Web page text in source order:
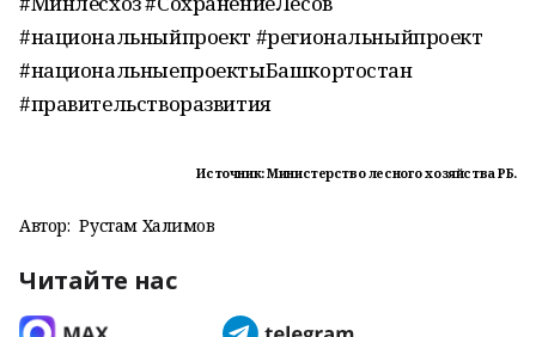
#национальныйпроект #региональныйпроект
#национальныепроектыБашкортостан
#правительстворазвития
Источник: Министерство лесного хозяйства РБ.
Автор: Рустам Халимов
Читайте нас